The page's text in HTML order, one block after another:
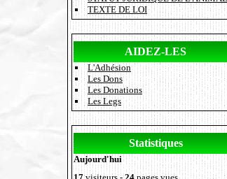
L'ANIMAL
TEXTE DE LOI
AIDEZ-LES
L'Adhésion
Les Dons
Les Donations
Les Legs
Statistiques
Aujourd'hui